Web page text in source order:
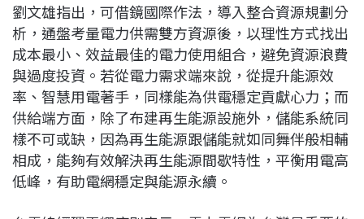
劉文雄指出，可借鏡國際作法，導入整合資源規劃分
析，通盤考量電力供需雙方資源後，以理性方式找出
成本最小、效益最佳的電力使用組合，避免資源浪費
與過度投資。若從電力需求端來說，從提升能源效
率、智慧用電著手，同樣能為供電穩定貢獻心力；而
供給端方面，除了布建再生能源設施外，儲能系統同
樣不可或缺，因為再生能源跟儲能就如同舞伴般相輔
相成，能夠有效解決再生能源間歇特性，平衡用電高
低峰，有助電網穩定與能源永續。